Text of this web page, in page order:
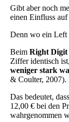
Gibt aber noch
einen Einfluss
Denn wo ein
Beim Right Digit
Ziffer identisch
weniger stark
& Coulter, 2007).
Das bedeutet,
12,00 € bei den
wahrgenommen